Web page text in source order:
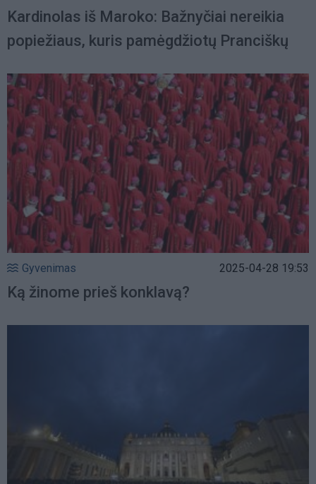
Kardinolas iš Maroko: Bažnyčiai nereikia
popiežiaus, kuris pamėgdžiotų Pranciškų
Gyvenimas 2025-04-28 19:53
Ką žinome prieš konklavą?